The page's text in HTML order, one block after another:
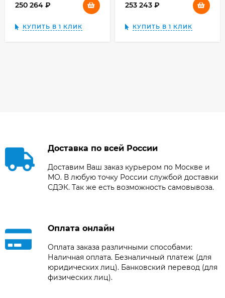
250 264
КУПИТЬ В 1 КЛИК
253 243
КУПИТЬ В 1 КЛИК
Доставка по всей России
Доставим Ваш заказ курьером по Москве и
МО. В любую точку России службой доставки
СДЭК. Так же есть возможность самовывоза.
Оплата онлайн
Оплата заказа различными способами:
Наличная оплата. Безналичный платеж (для
юридических лиц). Банковский перевод (для
физических лиц).